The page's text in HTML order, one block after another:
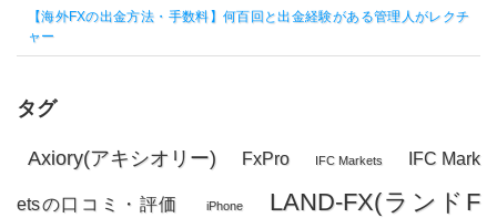
【海外FXの出金方法・手数料】何百回と出金経験がある管理人がレクチ
ャー
タグ
Axiory(アキシオリー) FxPro IFC Markets IFC Mark
etsの口コミ・評価 iPhone
LAND-FX(ランドF